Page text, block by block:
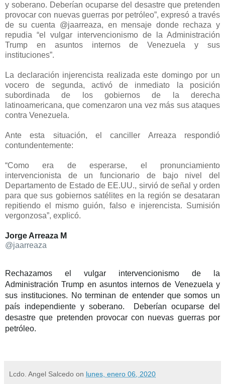
y soberano. Deberían ocuparse del desastre que pretenden
provocar con nuevas guerras por petróleo”, expresó a través
de su cuenta @jaarreaza, en mensaje donde rechaza y
repudia “el vulgar intervencionismo de la Administración
Trump en asuntos internos de Venezuela y sus
instituciones”.
La declaración injerencista realizada este domingo por un
vocero de segunda, activó de inmediato la posición
subordinada de los gobiernos de la derecha
latinoamericana, que comenzaron una vez más sus ataques
contra Venezuela.
Ante esta situación, el canciller Arreaza respondió
contundentemente:
“Como era de esperarse, el pronunciamiento
intervencionista de un funcionario de bajo nivel del
Departamento de Estado de EE.UU., sirvió de señal y orden
para que sus gobiernos satélites en la región se desataran
repitiendo el mismo guión, falso e injerencista. Sumisión
vergonzosa”, explicó.
Jorge Arreaza M
@jaarreaza
Rechazamos el vulgar intervencionismo de la
Administración Trump en asuntos internos de Venezuela y
sus instituciones. No terminan de entender que somos un
país independiente y soberano.  Deberían ocuparse del
desastre que pretenden provocar con nuevas guerras por
petróleo.
Lcdo. Angel Salcedo on lunes, enero 06, 2020